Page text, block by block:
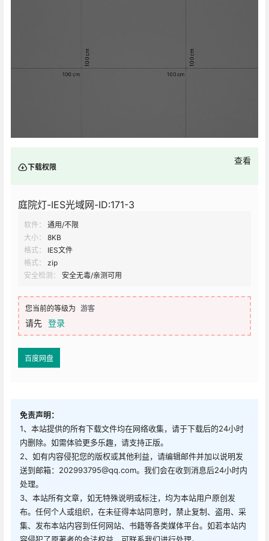
下载权限
查看
庭院灯-IES光域网-ID:171-3
软件：
通用/不限
大小：
8KB
格式：
IES文件
格式：
zip
安全检测：
安全无毒/亲测可用
您当前的等级为 游客
请先 登录
百度网盘
免责声明：
1、本站提供的所有下载文件均在网络收集，请于下载后的24小时
内删除。如需体验更多乐趣，请支持正版。
2、如有内容侵犯您的版权或其他利益，请编辑邮件并加以说明发
送到邮箱：202993795@qq.com。我们会在收到消息后24小时内
处理。
3、本站所有文章，如无特殊说明或标注，均为本站用户原创发
布。任何个人或组织，在未征得本站同意时，禁止复制、盗用、采
集、发布本站内容到任何网站、书籍等各类媒体平台。如若本站内
容侵犯了原著者的合法权益，可联系我们进行处理。